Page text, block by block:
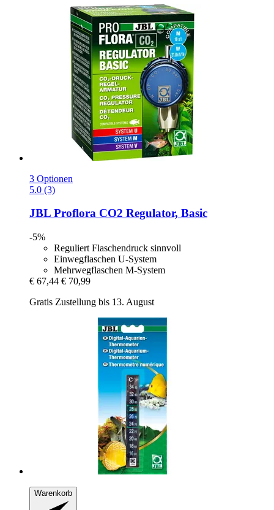
3 Optionen
5.0 (3)
JBL Proflora CO2 Regulator, Basic
-5%
Reguliert Flaschendruck sinnvoll
Einwegflaschen U-System
Mehrwegflaschen M-System
€ 67,44 € 70,99
Gratis Zustellung bis 13. August
Warenkorb